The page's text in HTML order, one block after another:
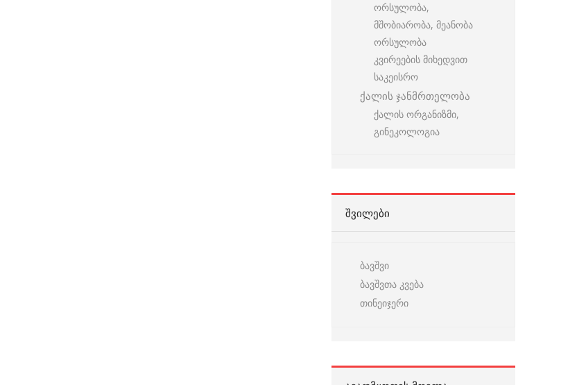
ორსულობა,
მშობიარობა, მეანობა
ორსულობა
კვირეების მიხედვით
საკეისრო
ქალის ჯანმრთელობა
ქალის ორგანიზმი,
გინეკოლოგია
ᲨᲕᲘᲚᲔᲑᲘ
ბავშვი
ბავშვთა კვება
თინეიჯერი